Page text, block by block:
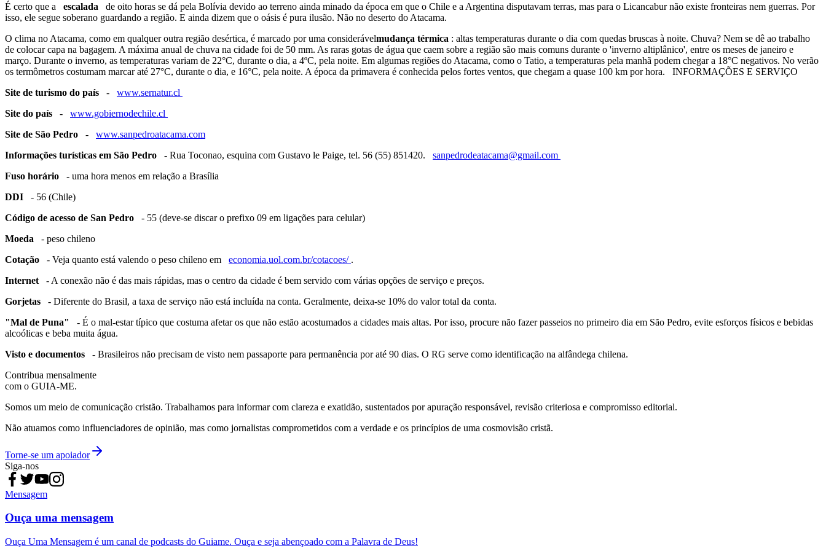
É certo que a escalada
de oito horas se dá pela Bolívia devido ao terreno ainda minado da época em que o Chile e a Argentina disputavam terras, mas para o Licancabur não existe fronteiras nem guerras. Por
isso, ele segue soberano guardando a região. E ainda dizem que o oásis é pura ilusão. Não no deserto do Atacama.
O clima no Atacama, como em qualquer outra região desértica, é marcado por uma considerávelmudança térmica : altas temperaturas durante o dia com quedas bruscas à noite. Chuva? Nem se dê ao trabalho
de colocar capa na bagagem. A máxima anual de chuva na cidade foi de 50 mm. As raras gotas de água que caem sobre a região são mais comuns durante o 'inverno altiplânico', entre os meses de janeiro e
março. Durante o inverno, as temperaturas variam de 22°C, durante o dia, a 4ºC, pela noite. Em algumas regiões do Atacama, como o Tatio, a temperaturas pela manhã podem chegar a 18°C negativos. No verão
os termômetros costumam marcar até 27°C, durante o dia, e 16°C, pela noite. A época da primavera é conhecida pelos fortes ventos, que chegam a quase 100 km por hora. INFORMAÇÕES E SERVIÇO
Site de turismo do país
- www.sernatur.cl
Site do país
- www.gobiernodechile.cl
Site de São Pedro
- www.sanpedroatacama.com
Informações turísticas em São Pedro
- Rua Toconao, esquina com Gustavo le Paige, tel. 56 (55) 851420. sanpedrodeatacama@gmail.com
Fuso horário
- uma hora menos em relação a Brasília
DDI
- 56 (Chile)
Código de acesso de San Pedro
- 55 (deve-se discar o prefixo 09 em ligações para celular)
Moeda
- peso chileno
Cotação
- Veja quanto está valendo o peso chileno em economia.uol.com.br/cotacoes/ .
Internet
- A conexão não é das mais rápidas, mas o centro da cidade é bem servido com várias opções de serviço e preços.
Gorjetas
- Diferente do Brasil, a taxa de serviço não está incluída na conta. Geralmente, deixa-se 10% do valor total da conta.
"Mal de Puna"
- É o mal-estar típico que costuma afetar os que não estão acostumados a cidades mais altas. Por isso, procure não fazer passeios no primeiro dia em São Pedro, evite esforços físicos e bebidas
alcoólicas e beba muita água.
Visto e documentos
- Brasileiros não precisam de visto nem passaporte para permanência por até 90 dias. O RG serve como identificação na alfândega chilena.
Contribua mensalmente
com o GUIA-ME.
Somos um meio de comunicação cristão. Trabalhamos para informar com clareza e exatidão, sustentados por apuração responsável, revisão criteriosa e compromisso editorial.
Não atuamos como influenciadores de opinião, mas como jornalistas comprometidos com a verdade e os princípios de uma cosmovisão cristã.
Torne-se um apoiador
Siga-nos
Mensagem
Ouça uma mensagem
Ouça Uma Mensagem é um canal de podcasts do Guiame. Ouça e seja abençoado com a Palavra de Deus!